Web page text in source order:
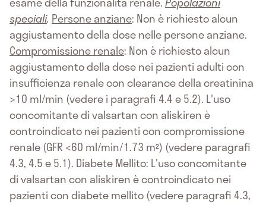
speciali. Persone anziane: Non è richiesto alcun
aggiustamento della dose nelle persone anziane.
Compromissione renale: Non è richiesto alcun
aggiustamento della dose nei pazienti adulti con
insufficienza renale con clearance della creatinina
>10 ml/min (vedere i paragrafi 4.4 e 5.2). L'uso
concomitante di valsartan con aliskiren è
controindicato nei pazienti con compromissione
renale (GFR <60 ml/min/1.73 m²) (vedere paragrafi
4.3, 4.5 e 5.1). Diabete Mellito: L'uso concomitante
di valsartan con aliskiren è controindicato nei
pazienti con diabete mellito (vedere paragrafi 4.3,